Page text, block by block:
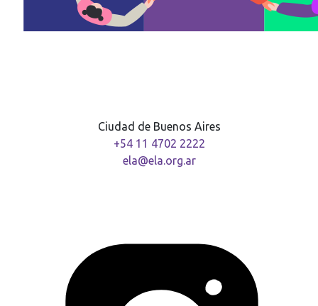
Ciudad de Buenos Aires
+54 11 4702 2222
ela@ela.org.ar